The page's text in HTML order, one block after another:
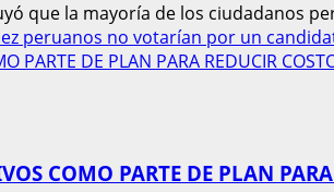
que la mayoría de los ciudadanos
peruanos no votarían por un
PARTE DE PLAN PARA REDUCIR
COMO PARTE DE PLAN